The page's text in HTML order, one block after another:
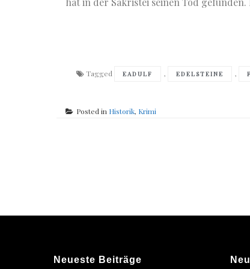
Tagged EADULF , EDELSTEINE ,
Posted in Historik, Krimi
Neueste Beiträge